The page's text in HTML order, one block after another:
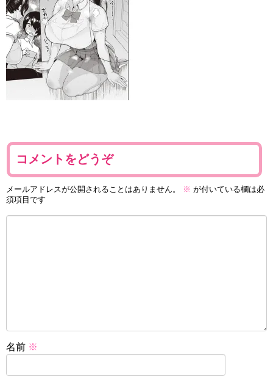
コメントをどうぞ
メールアドレスが公開されることはありません。 ※ が付いている欄は必
須項目です
名前 ※